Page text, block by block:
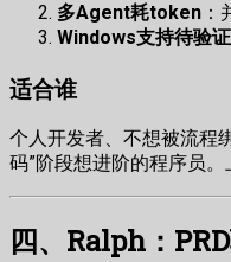
多Agent耗token
Windows支持待验证
适合谁
个人开发者、不想被流程
码”阶段想进阶的程序员。
四、Ralph：